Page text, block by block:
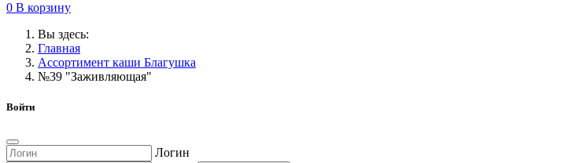
0 В корзину
Вы здесь:
Главная
Ассортимент каши Благушка
№39 "Заживляющая"
Войти
Логин